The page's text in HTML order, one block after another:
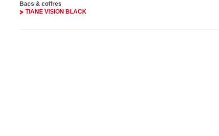
Bacs & coffres
TIANE VISION BLACK